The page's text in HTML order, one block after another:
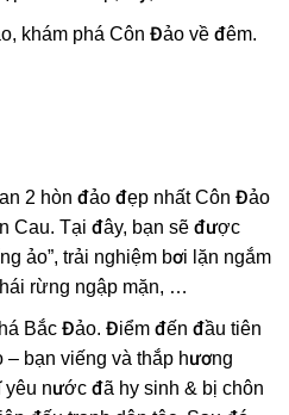
khám phá Côn Đảo về đêm.
2 hòn đảo đẹp nhất Côn Đảo
Cau. Tại đây, bạn sẽ được
ảo”, trải nghiệm bơi lặn ngắm
rừng ngập mặn, …
Bắc Đảo. Điểm đến đầu tiên
bạn viếng và thắp hương
nước đã hy sinh & bị chôn